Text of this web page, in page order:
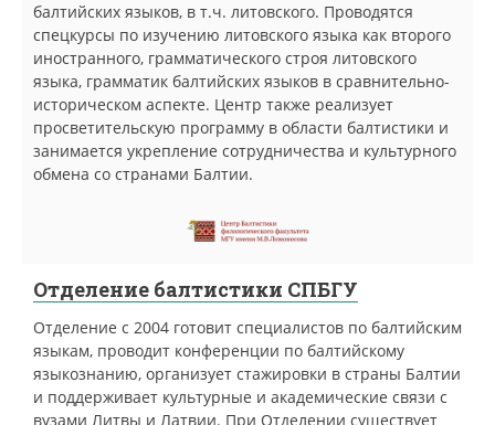
балтийских языков, в т.ч. литовского. Проводятся
спецкурсы по изучению литовского языка как второго
иностранного, грамматического строя литовского
языка, грамматик балтийских языков в сравнительно-
историческом аспекте. Центр также реализует
просветительскую программу в области балтистики и
занимается укрепление сотрудничества и культурного
обмена со странами Балтии.
Отделение балтистики СПБГУ
Отделение с 2004 готовит специалистов по балтийским
языкам, проводит конференции по балтийскому
языкознанию, организует стажировки в страны Балтии
и поддерживает культурные и академические связи с
вузами Литвы и Латвии. При Отделении существует